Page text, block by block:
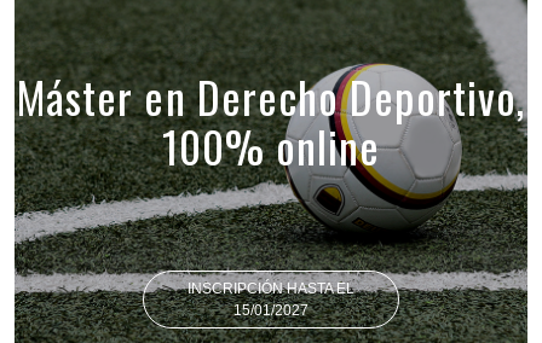
Máster en Derecho Deportivo,
100% online
INSCRIPCIÓN HASTA EL
15/01/2027